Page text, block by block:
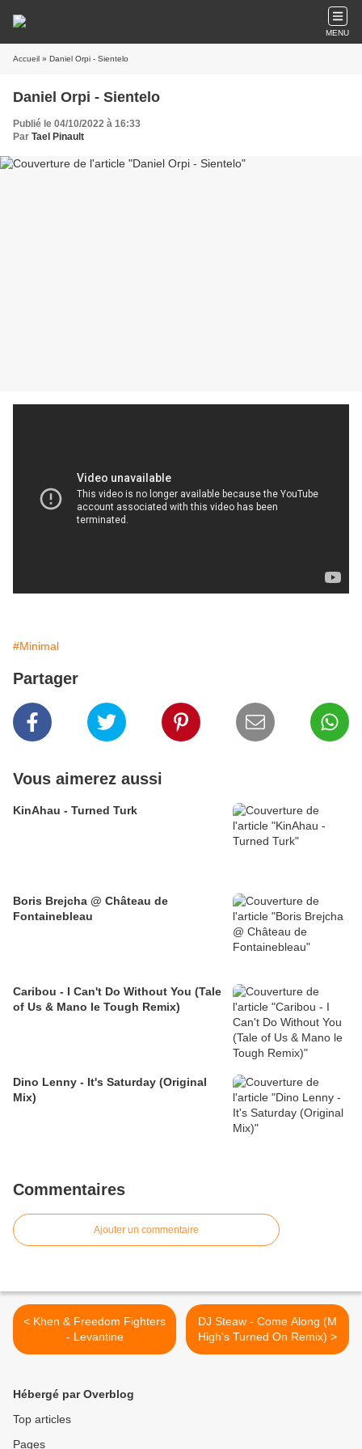
MENU
Accueil » Daniel Orpi - Sientelo
Daniel Orpi - Sientelo
Publié le 04/10/2022 à 16:33
Par Tael Pinault
#Minimal
Partager
Vous aimerez aussi
KinAhau - Turned Turk
Boris Brejcha @ Château de
Fontainebleau
Caribou - I Can't Do Without You (Tale
of Us & Mano le Tough Remix)
Dino Lenny - It's Saturday (Original
Mix)
Commentaires
Ajouter un commentaire
< Khen & Freedom Fighters
- Levantine
DJ Steaw - Come Along (M
High's Turned On Remix) >
Hébergé par Overblog
Top articles
Pages